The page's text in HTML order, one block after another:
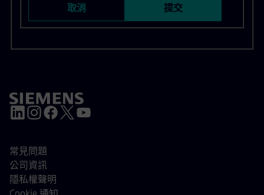
取消 提交
常見問題
公司資訊
隱私權聲明